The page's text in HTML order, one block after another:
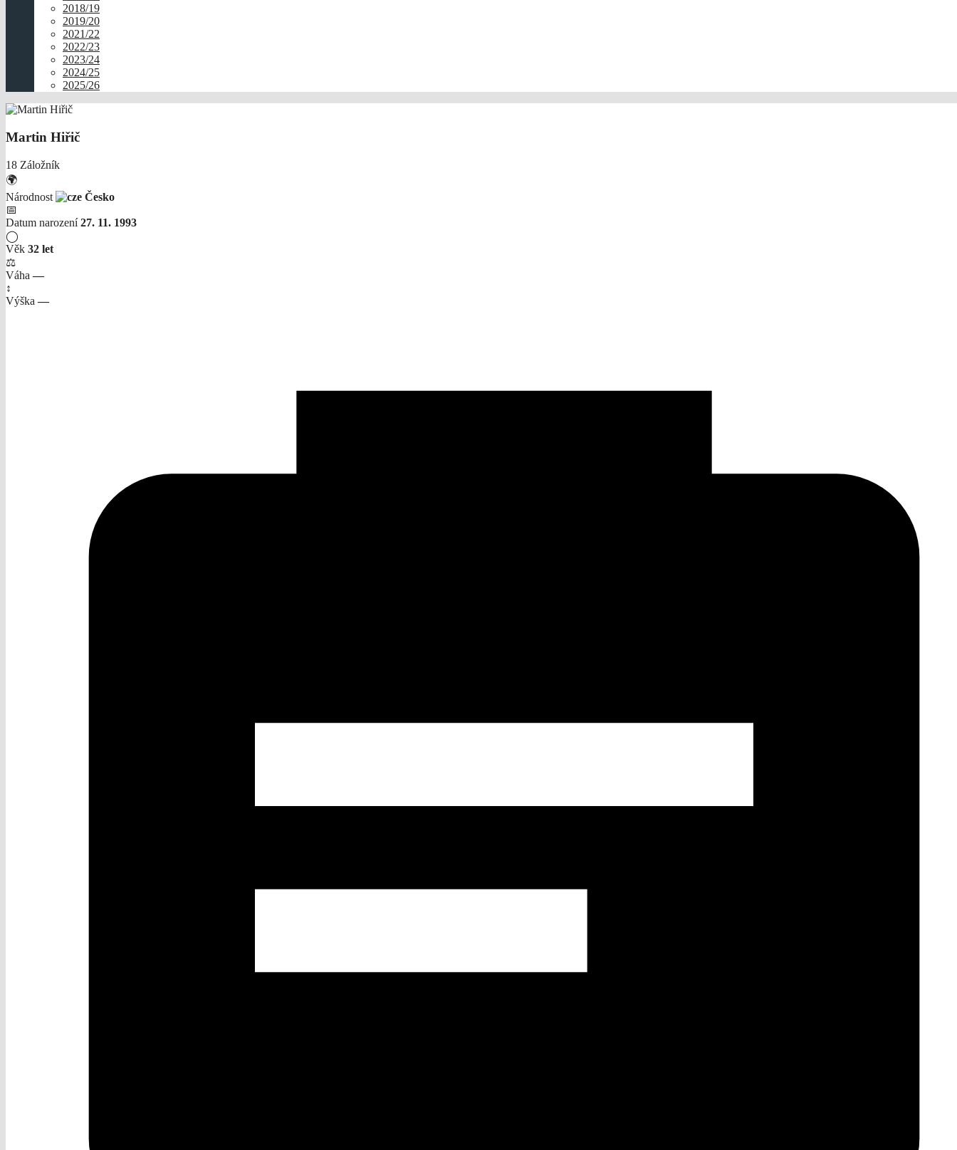
2018/19
2019/20
2021/22
2022/23
2023/24
2024/25
2025/26
Martin Hiřič
18 Záložník
🌍
Národnost
Česko
📅
Datum narození 27. 11. 1993
◯
Věk 32 let
⚖
Váha —
↕
Výška —